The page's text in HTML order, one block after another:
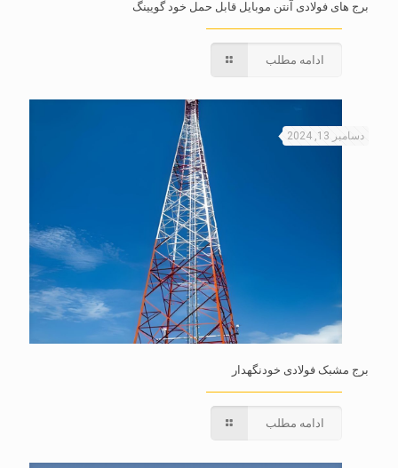
برج های فولادی آنتن موبایل قابل حمل خود گویینگ
ادامه مطلب
دسامبر 13, 2024
برج مشبک فولادی خودنگهدار
ادامه مطلب